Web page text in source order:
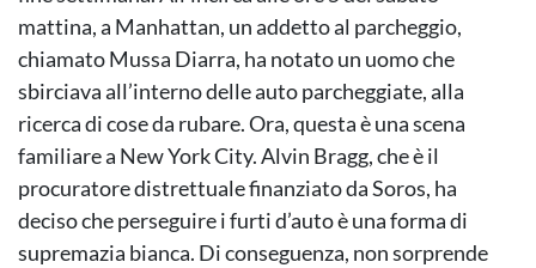
mattina, a Manhattan, un addetto al parcheggio,
chiamato Mussa Diarra, ha notato un uomo che
sbirciava all’interno delle auto parcheggiate, alla
ricerca di cose da rubare. Ora, questa è una scena
familiare a New York City. Alvin Bragg, che è il
procuratore distrettuale finanziato da Soros, ha
deciso che perseguire i furti d’auto è una forma di
supremazia bianca. Di conseguenza, non sorprende